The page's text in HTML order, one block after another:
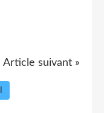
Article suivant »